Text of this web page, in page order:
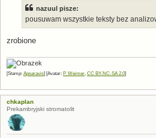
nazuul pisze:
pousuwam wszystkie teksty bez
zrobione
[Stamp: Apsaravis] [Avatar: P. Weimer, CC BY-NC-SA 2.0]
chkaplan
Prekambryjski stromatolit